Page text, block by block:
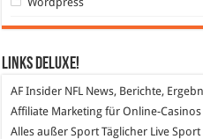
Links DeLuXe!
AF Insider NFL News, Berichte,
Affiliate Marketing für Online-Casinos
Alles außer SportTäglicher Live Sport